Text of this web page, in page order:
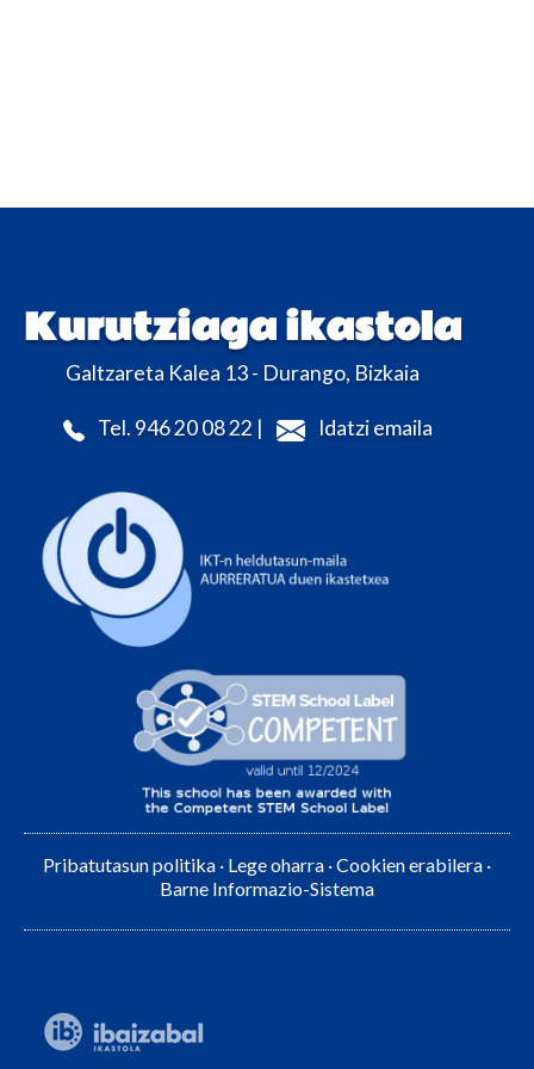
Kurutziaga ikastola
Galtzareta Kalea 13 - Durango, Bizkaia
Tel. 946 20 08 22 | Idatzi emaila
Pribatutasun politika · Lege oharra ·Cookien erabilera ·
Barne Informazio-Sistema